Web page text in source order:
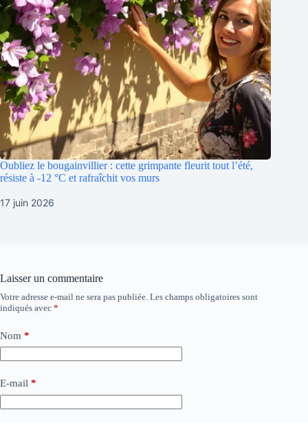
Oubliez le bougainvillier : cette grimpante fleurit tout l’été,
résiste à -12 °C et rafraîchit vos murs
17 juin 2026
Laisser un commentaire
Votre adresse e-mail ne sera pas publiée. Les champs obligatoires sont
indiqués avec *
Nom *
E-mail *